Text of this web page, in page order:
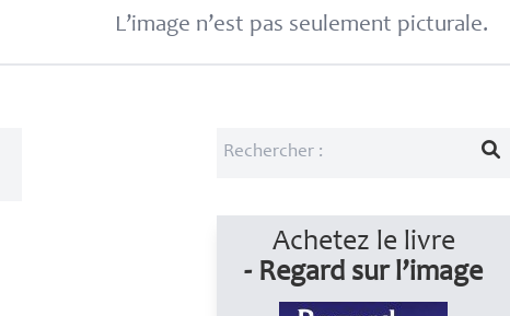
L’image n’est pas seulement picturale.
Achetez le livre
- Regard sur l’image